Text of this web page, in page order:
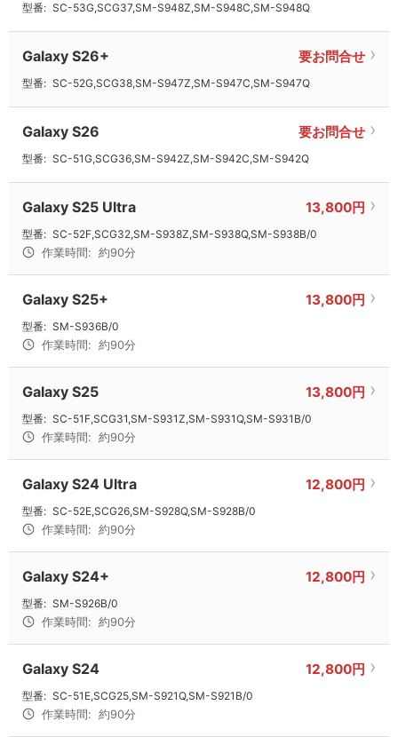
型番: SC-53G,SCG37,SM-S948Z,SM-S948C,SM-S948Q
Galaxy S26+ 要お問合せ
型番: SC-52G,SCG38,SM-S947Z,SM-S947C,SM-S947Q
Galaxy S26 要お問合せ
型番: SC-51G,SCG36,SM-S942Z,SM-S942C,SM-S942Q
Galaxy S25 Ultra 13,800円
型番: SC-52F,SCG32,SM-S938Z,SM-S938Q,SM-S938B/0
作業時間: 約90分
Galaxy S25+ 13,800円
型番: SM-S936B/0
作業時間: 約90分
Galaxy S25 13,800円
型番: SC-51F,SCG31,SM-S931Z,SM-S931Q,SM-S931B/0
作業時間: 約90分
Galaxy S24 Ultra 12,800円
型番: SC-52E,SCG26,SM-S928Q,SM-S928B/0
作業時間: 約90分
Galaxy S24+ 12,800円
型番: SM-S926B/0
作業時間: 約90分
Galaxy S24 12,800円
型番: SC-51E,SCG25,SM-S921Q,SM-S921B/0
作業時間: 約90分